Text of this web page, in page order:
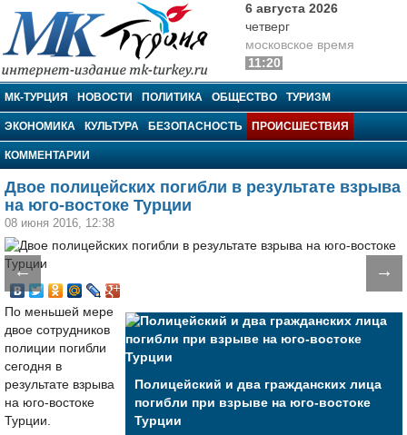
МК-Турция
6 августа 2026
четверг
московское время
11:20
МК-ТУРЦИЯ НОВОСТИ ПОЛИТИКА ОБЩЕСТВО ТУРИЗМ
ЭКОНОМИКА КУЛЬТУРА БЕЗОПАСНОСТЬ ПРОИСШЕСТВИЯ
КОММЕНТАРИИ
Двое полицейских погибли в результате взрыва
на юго-востоке Турции
08 июня 2016, 12:38
← →
Полицейский и два гражданских лица
погибли при взрыве на юго-востоке
Турции
По меньшей мере
двое сотрудников
полиции погибли
сегодня в
результате взрыва
на юго-востоке
Турции.